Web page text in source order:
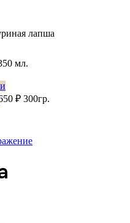
лапша
мл.
₽ 300гр.